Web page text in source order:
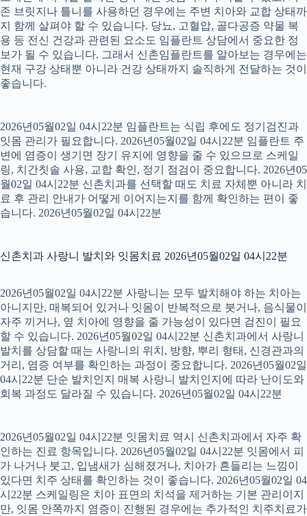
존 브릿지나 틀니를 사용하던 경우에는 주변 치아와 교합 상태까
지 함께 살펴야 할 수 있습니다. 당뇨, 고혈압, 골다공증 약물 복
용 등 전신 건강과 관련된 요소도 임플란트 상담에서 중요한 정
보가 될 수 있습니다. 그래서 신촌임플란트를 알아보는 경우에는
현재 구강 상태뿐 아니라 건강 상태까지 솔직하게 전달하는 것이
좋습니다.
2026년05월02일 04시22분 임플란트는 식립 후에도 정기검진과
잇몸 관리가 필요합니다. 2026년05월02일 04시22분 임플란트 주
변에 염증이 생기면 장기 유지에 영향을 줄 수 있으므로 스케일
링, 치간칫솔 사용, 교합 확인, 정기 점검이 중요합니다. 2026년05
월02일 04시22분 신촌치과를 선택할 때도 치료 자체뿐 아니라 치
료 후 관리 안내가 어떻게 이어지는지를 함께 확인하는 편이 좋
습니다. 2026년05월02일 04시22분
신촌치과 사랑니 발치와 잇몸치료 2026년05월02일 04시22분
2026년05월02일 04시22분 사랑니는 모두 발치해야 하는 치아는
아니지만, 매복되어 있거나 잇몸이 반복적으로 붓거나, 음식물이
자주 끼거나, 옆 치아에 영향을 줄 가능성이 있다면 검진이 필요
할 수 있습니다. 2026년05월02일 04시22분 신촌치과에서 사랑니
발치를 상담할 때는 사랑니의 위치, 방향, 뿌리 형태, 신경관과의
거리, 염증 여부를 확인하는 과정이 중요합니다. 2026년05월02일
04시22분 단순 발치인지 매복 사랑니 발치인지에 따라 난이도와
회복 과정도 달라질 수 있습니다. 2026년05월02일 04시22분
2026년05월02일 04시22분 잇몸치료 역시 신촌치과에서 자주 확
인하는 진료 항목입니다. 2026년05월02일 04시22분 잇몸에서 피
가 나거나 붓고, 입냄새가 심해졌거나, 치아가 흔들리는 느낌이
있다면 치주 상태를 확인하는 것이 좋습니다. 2026년05월02일 04
시22분 스케일링은 치아 표면의 치석을 제거하는 기본 관리이지
만, 잇몸 안쪽까지 염증이 진행된 경우에는 추가적인 치주치료가